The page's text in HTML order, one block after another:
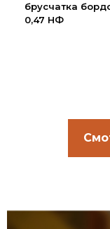
брусчатка
0,47 НФ